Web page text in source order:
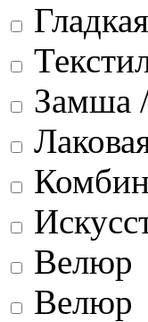
Замша
Велюр
Велюр